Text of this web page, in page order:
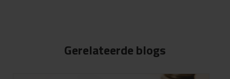
Gerelateerde blogs